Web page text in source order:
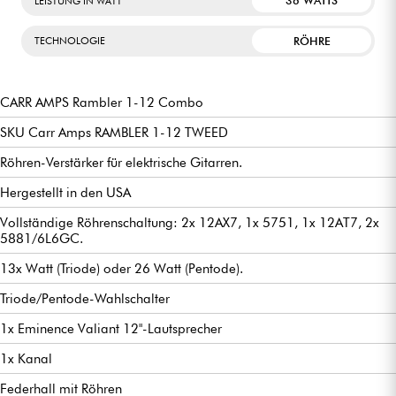
TECHNOLOGIE RÖHRE
CARR AMPS Rambler 1-12 Combo
SKU Carr Amps RAMBLER 1-12 TWEED
Röhren-Verstärker für elektrische Gitarren.
Hergestellt in den USA
Vollständige Röhrenschaltung: 2x 12AX7, 1x 5751, 1x 12AT7, 2x
5881/6L6GC.
13x Watt (Triode) oder 26 Watt (Pentode).
Triode/Pentode-Wahlschalter
1x Eminence Valiant 12"-Lautsprecher
1x Kanal
Federhall mit Röhren